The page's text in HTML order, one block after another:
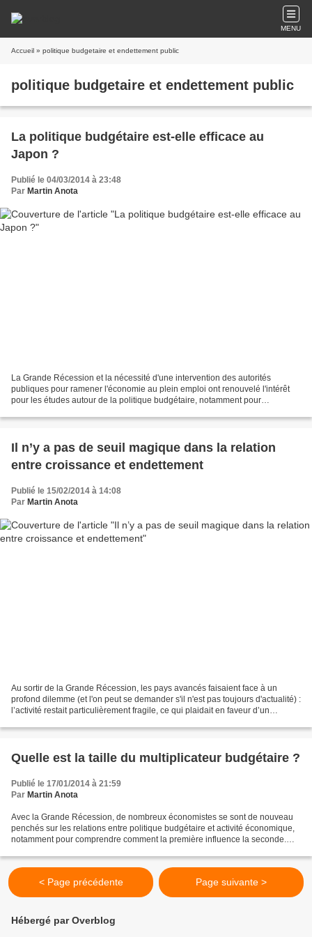
MENU
Accueil » politique budgetaire et endettement public
politique budgetaire et endettement public
La politique budgétaire est-elle efficace au
Japon ?
Publié le 04/03/2014 à 23:48
Par Martin Anota
La Grande Récession et la nécessité d'une intervention des autorités
publiques pour ramener l'économie au plein emploi ont renouvelé l'intérêt
pour les études autour de la politique budgétaire, notamment pour
Il n’y a pas de seuil magique dans la relation
entre croissance et endettement
Publié le 15/02/2014 à 14:08
Par Martin Anota
Au sortir de la Grande Récession, les pays avancés faisaient face à un
profond dilemme (et l'on peut se demander s'il n'est pas toujours d'actualité) :
l’activité restait particulièrement fragile, ce qui plaidait en faveur d’un
Quelle est la taille du multiplicateur budgétaire ?
Publié le 17/01/2014 à 21:59
Par Martin Anota
Avec la Grande Récession, de nombreux économistes se sont de nouveau
penchés sur les relations entre politique budgétaire et activité économique,
notamment pour comprendre comment la première influence la seconde.
< Page précédente Page suivante >
Hébergé par Overblog